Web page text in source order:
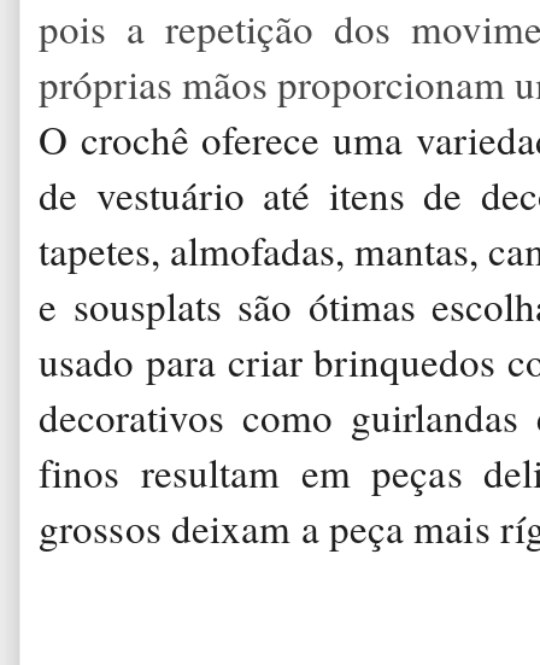
pois a repetição dos
próprias mãos proporcionam
O crochê oferece uma
de vestuário até itens de
tapetes, almofadas, mantas,
e sousplats são ótimas
usado para criar brinquedos
decorativos como
finos resultam em peças
grossos deixam a peça mais